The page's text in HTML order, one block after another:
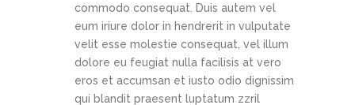
commodo consequat. Duis autem vel
eum iriure dolor in hendrerit in vulputate
velit esse molestie consequat, vel illum
dolore eu feugiat nulla facilisis at vero
eros et accumsan et iusto odio dignissim
qui blandit praesent luptatum zzril